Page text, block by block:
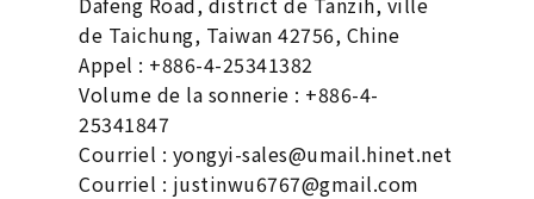
de Taichung, Taiwan 42756, Chine
Appel : +886-4-25341382
Volume de la sonnerie : +886-4-
25341847
Courriel : yongyi-sales@umail.hinet.net
Courriel : justinwu6767@gmail.com